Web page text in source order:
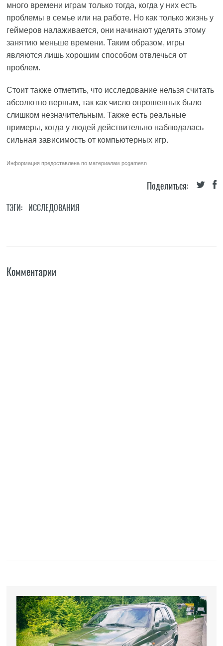
много времени играм только тогда, когда у них есть
проблемы в семье или на работе. Но как только жизнь у
геймеров налаживается, они начинают уделять этому
занятию меньше времени. Таким образом, игры
являются лишь хорошим способом отвлечься от
проблем.
Стоит также отметить, что исследование нельзя считать
абсолютно верным, так как число опрошенных было
слишком незначительным. Также есть реальные
примеры, когда у людей действительно наблюдалась
сильная зависимость от компьютерных игр.
Информация предоставлена по материаламpcgamesn
Поделиться:
ТЭГИ: ИССЛЕДОВАНИЯ
Комментарии